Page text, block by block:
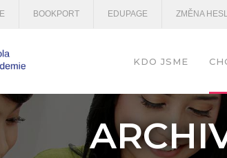
BOOKPORT EDUPAGE ZMĚNA
KDO JSME